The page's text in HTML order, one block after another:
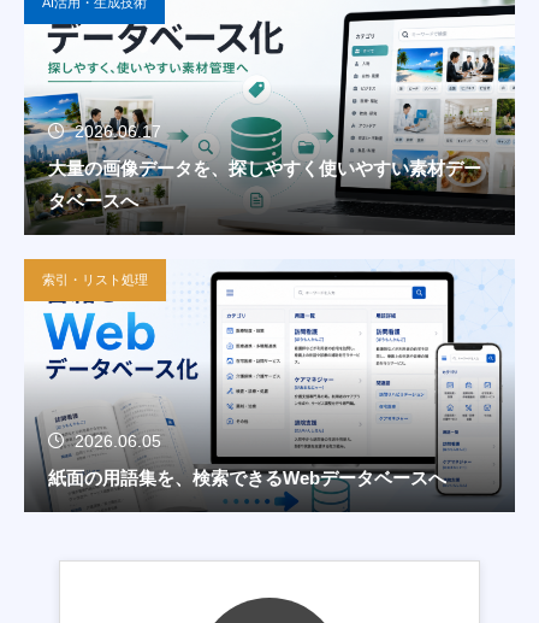
2026.06.17
大量の画像データを、探しやすく使いやすい素材デー
タベースへ
索引・リスト処理
2026.06.05
紙面の用語集を、検索できるWebデータベースへ